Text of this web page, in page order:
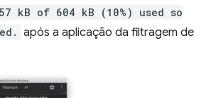
57 kB of 604 kB (10%) used so
após a aplicação da filtragem de